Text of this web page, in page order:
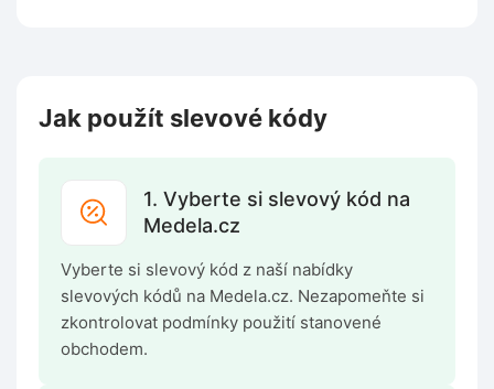
Jak použít slevové kódy
1. Vyberte si slevový kód na
Medela.cz
Vyberte si slevový kód z naší nabídky
slevových kódů na Medela.cz. Nezapomeňte si
zkontrolovat podmínky použití stanovené
obchodem.